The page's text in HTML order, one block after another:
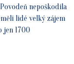
nepoškodila
lidé velký zájem
jen 1700